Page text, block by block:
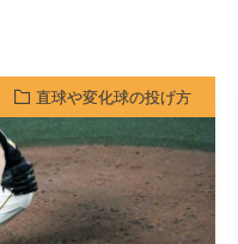
直球や変化球の投げ方